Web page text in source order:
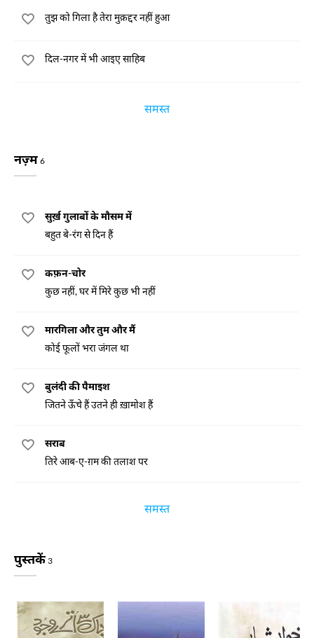
तुझ को गिला है तेरा मुक़द्दर नहीं हुआ
दिल-नगर में भी आइए साहिब
समस्त
नज़्म 6
सुर्ख़ गुलाबों के मौसम में
बहुत बे-रंग से दिन हैं
कफ़न-चोर
कुछ नहीं, घर में मिरे कुछ भी नहीं
मारगिला और तुम और मैं
कोई फूलों भरा जंगल था
बुलंदी की पैमाइश
जितने ऊँचे हैं उतने ही ख़ामोश हैं
सराब
तिरे आब-ए-ग़म की तलाश पर
समस्त
पुस्तकें 3